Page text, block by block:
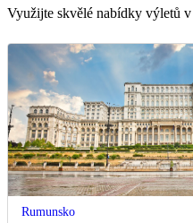
Využijte skvělé nabídky výletů v
Rumunsko